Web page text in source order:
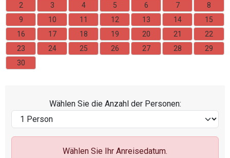
2
3 4 5 6 7
8
9
10 11 12 13 14
15
16
17 18 19 20 21
22
23
24 25 26 27 28
29
30
Wählen Sie die Anzahl der Personen:
Wählen Sie Ihr Anreisedatum.